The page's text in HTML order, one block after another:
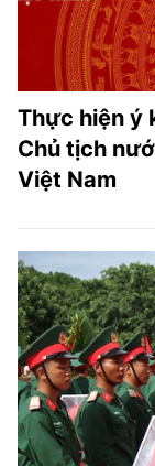
Thực hiện ý
Chủ tịch
Việt Nam